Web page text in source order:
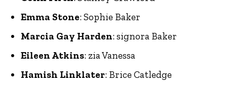
Emma Stone: Sophie Baker
Marcia Gay Harden: signora Baker
Eileen Atkins: zia Vanessa
Hamish Linklater: Brice Catledge